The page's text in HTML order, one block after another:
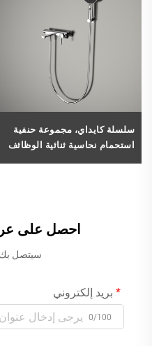
سلسلة كايداي، مجموعة حنفية
استحمام نحاسية ثنائية الوظائف
احصل على
سيتصل بك
بريد إلكتروني
0/100